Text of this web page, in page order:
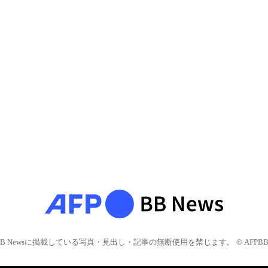
Newsに掲載している写真・見出し・記事の無断使用を禁じます。 © AFPBB